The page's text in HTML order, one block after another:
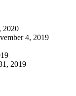
2020
4, 2019
2019